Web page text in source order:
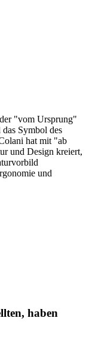
"vom Ursprung"
Symbol des
hat mit "ab
und Design kreiert,
und
haben